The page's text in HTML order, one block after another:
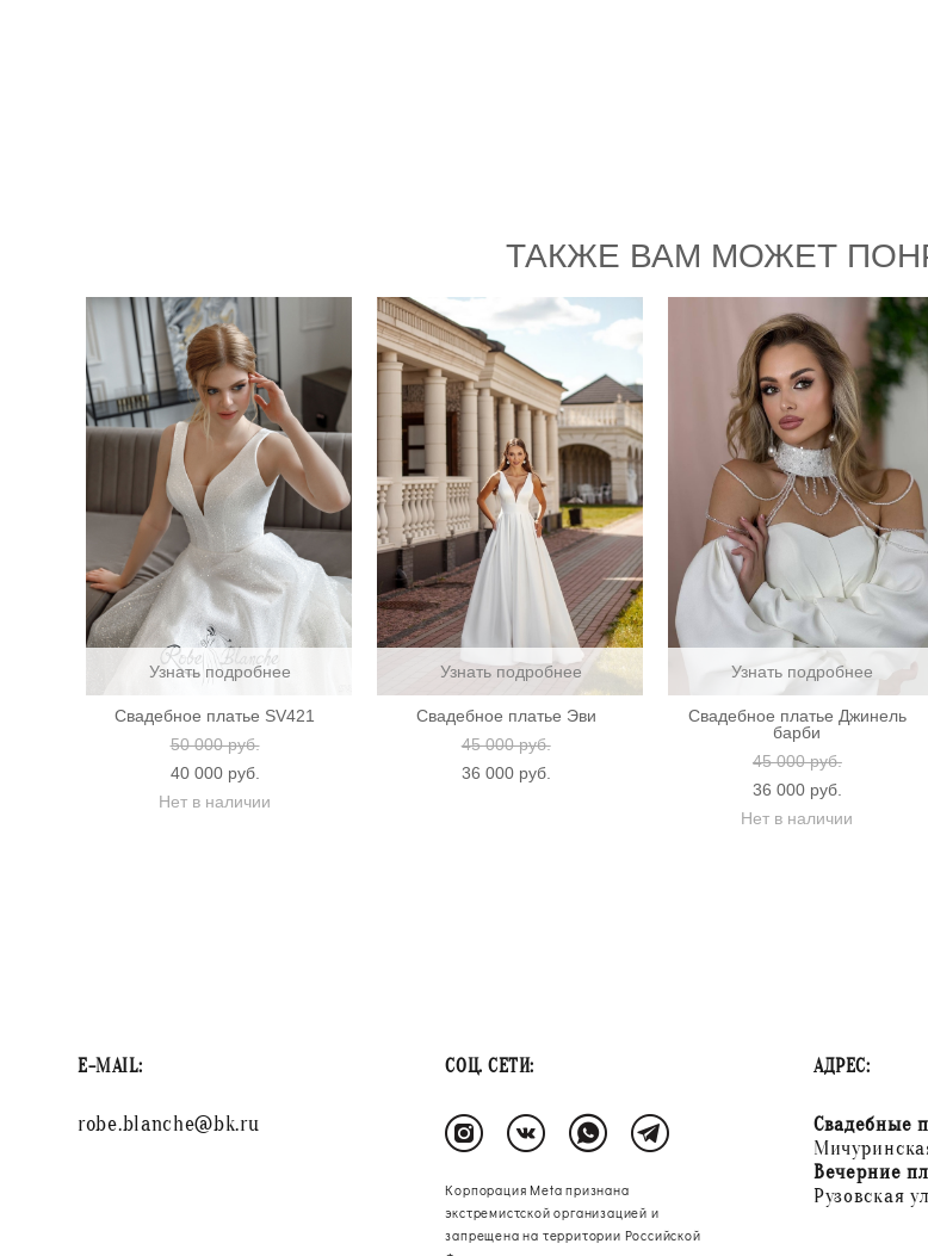
ТАКЖЕ ВАМ МОЖЕТ
Узнать подробнее
Свадебное платье SV421
50 000 pуб.
40 000 pуб.
Нет в наличии
Узнать подробнее
Свадебное платье Эви
45 000 pуб.
36 000 pуб.
Узнать подробнее
Свадебное платье Джинель
барби
45 000 pуб.
36 000 pуб.
Нет в наличии
E-MAIL:
robe.blanche@bk.ru
СОЦ. СЕТИ:
Корпорация Meta признана
экстремистской организацией и
запрещена на территории Российской
АДРЕС:
Свадебные
Вечерние
Рузовская